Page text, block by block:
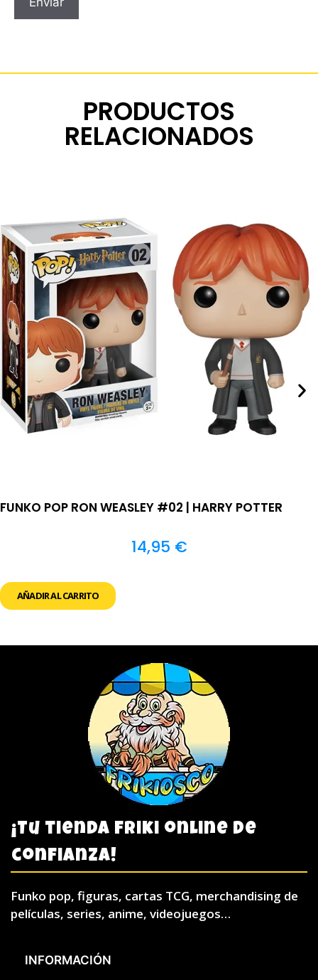
PRODUCTOS
RELACIONADOS
FUNKO POP RON WEASLEY #02 | HARRY POTTER
14,95 €
AÑADIR AL CARRITO
¡Tu tienda friki online de
confianza!
Funko pop, figuras, cartas TCG, merchandising de
películas, series, anime, videojuegos…
INFORMACIÓN